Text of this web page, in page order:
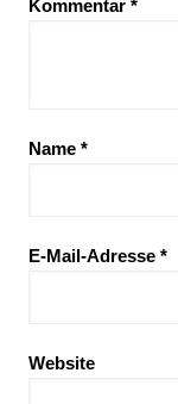
Kommentar *
Name *
E-Mail-Adresse *
Website